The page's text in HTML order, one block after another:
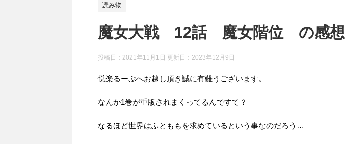
読み物
魔女大戦 12話 魔女階位 の感想
投稿日：2021年11月1日 更新日： 2023年12月9日
悦楽るーぷへお越し頂き誠に有難うございます。
なんか1巻が重版されまくってるんですて？
なるほど世界はふとももを求めているという事なのだろう…